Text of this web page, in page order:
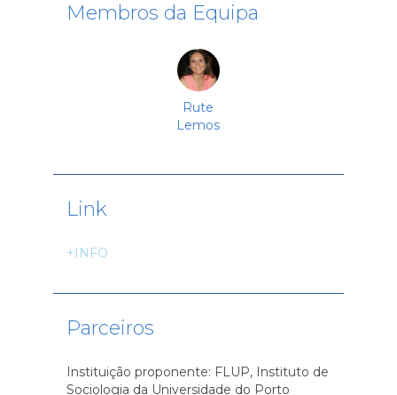
Membros da Equipa
Rute
Lemos
Link
+INFO
Parceiros
Instituição proponente: FLUP, Instituto de
Sociologia da Universidade do Porto